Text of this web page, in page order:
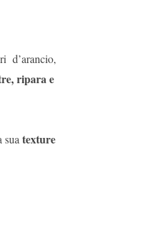
d’arancio,
ripara e
texture